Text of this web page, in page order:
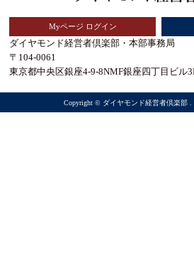
Myページ ログイン
ダイヤモンド経営者倶楽部・本部事務局
〒104-0061
東京都中央区銀座4-9-8NMF銀座四丁目ビル
Copyright © ダイヤモンド経営者倶楽部 .